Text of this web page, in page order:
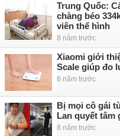
Trung Quốc:
chàng béo
viên thể hình
8 năm trước
Xiaomi giới
Scale giúp đo
8 năm trước
Bị mọi cô gái
Lan quyết tâm
8 năm trước